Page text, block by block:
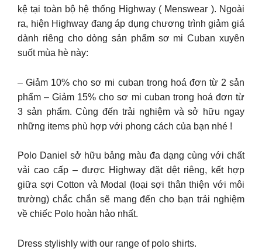
kệ tại toàn bộ hệ thống Highway ( Menswear ). Ngoài
ra, hiện Highway đang áp dụng chương trình giảm giá
dành riêng cho dòng sản phẩm sơ mi Cuban xuyên
suốt mùa hè này:
– Giảm 10% cho sơ mi cuban trong hoá đơn từ 2 sản
phẩm – Giảm 15% cho sơ mi cuban trong hoá đơn từ
3 sản phẩm. Cùng đến trải nghiệm và sở hữu ngay
những items phù hợp với phong cách của bạn nhé !
Polo Daniel sở hữu bảng màu đa dạng cùng với chất
vải cao cấp – được Highway đặt dệt riêng, kết hợp
giữa sợi Cotton và Modal (loại sợi thân thiện với môi
trường) chắc chắn sẽ mang đến cho bạn trải nghiệm
về chiếc Polo hoàn hảo nhất.
Dress stylishly with our range of polo shirts.